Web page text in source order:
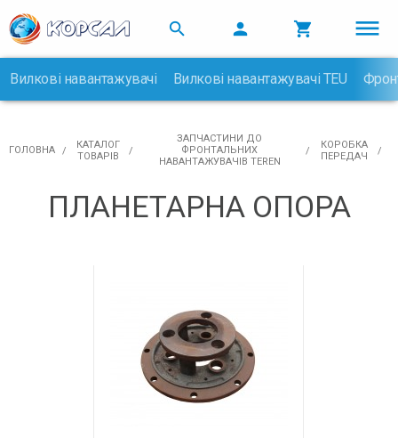
  
Вилкові навантажувачі Вилкові навантажувачі TEU
ГОЛОВНА
КАТАЛОГ
ТОВАРІВ
ЗАПЧАСТИНИ ДО
ФРОНТАЛЬНИХ
НАВАНТАЖУВАЧІВ TEREN
КОРОБКА
ПЕРЕДАЧ
ПЛАНЕТАРНА ОПОРА